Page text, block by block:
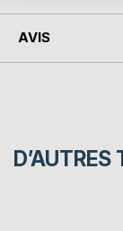
AVIS